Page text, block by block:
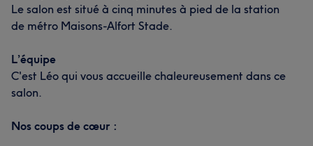
Le salon est situé à cinq minutes à pied de la station
de métro Maisons-Alfort Stade.
L’équipe
C'est Léo qui vous accueille chaleureusement dans ce
salon.
Nos coups de cœur :